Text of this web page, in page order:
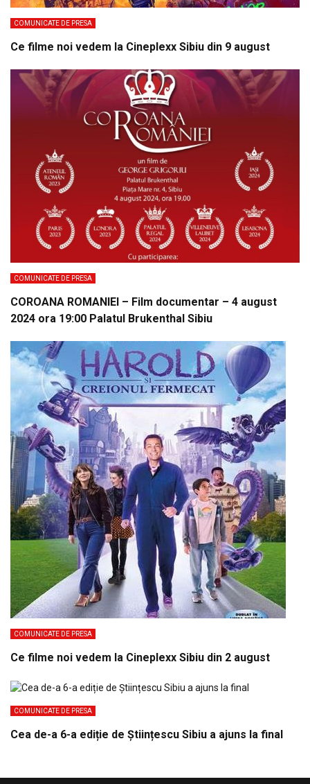
COMUNICATE DE PRESA
Ce filme noi vedem la Cineplexx Sibiu din 9 august
COMUNICATE DE PRESA
COROANA ROMANIEI – Film documentar – 4 august
2024 ora 19:00 Palatul Brukenthal Sibiu
COMUNICATE DE PRESA
Ce filme noi vedem la Cineplexx Sibiu din 2 august
COMUNICATE DE PRESA
Cea de-a 6-a ediție de Științescu Sibiu a ajuns la final